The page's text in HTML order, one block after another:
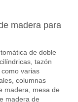
madera para
de doble
tazón
varias
columnas
madera, mesa de
madera de